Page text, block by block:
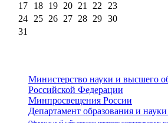
17
18 19 20 21 22
23
24
25 26 27 28 29 30
31
Министерство науки и высшего
Российской Федерации
Минпросвещения России
Департамент образования и